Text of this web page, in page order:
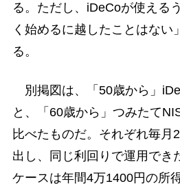
る。ただし、iDeCoが使える
く始めるに越したことはない
る。
別掲図は、「50歳から」
と、「60歳から」つみたて
比べたものだ。それぞれ毎月
出し、同じ利回りで運用でき
ケースは年間4万1400円の所